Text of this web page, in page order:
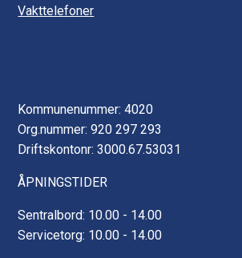
Vakttelefoner
Kommunenummer: 4020
Org.nummer: 920 297 293
Driftskontonr: 3000.67.53031
ÅPNINGSTIDER
Sentralbord: 10.00 - 14.00
Servicetorg: 10.00 - 14.00